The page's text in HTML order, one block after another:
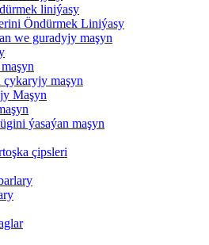
liniýasy
Öndürmek Liniýasy
we guradyjy maşyn
çykaryjy maşyn
Maşyn
ýasaýan maşyn
çipsleri